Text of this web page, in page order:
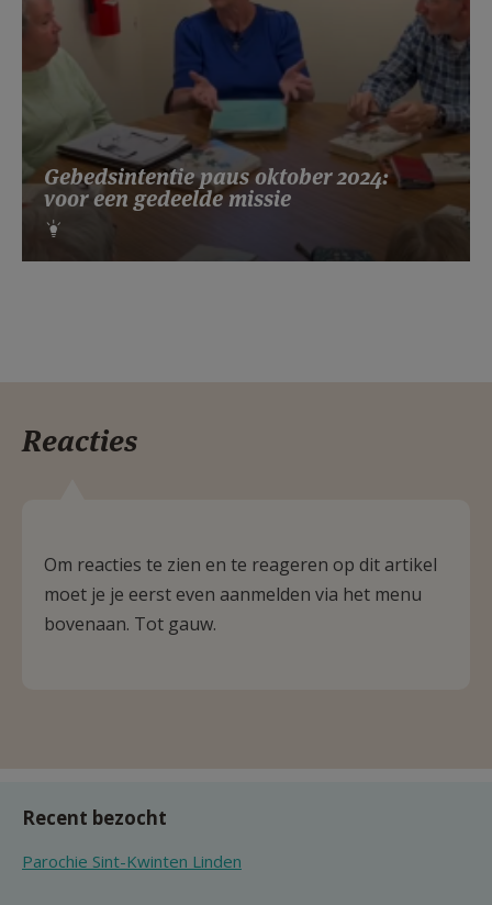
Gebedsintentie paus oktober 2024:
voor een gedeelde missie
Reacties
Om reacties te zien en te reageren op dit artikel
moet je je eerst even aanmelden via het menu
bovenaan. Tot gauw.
Recent bezocht
Parochie Sint-Kwinten Linden